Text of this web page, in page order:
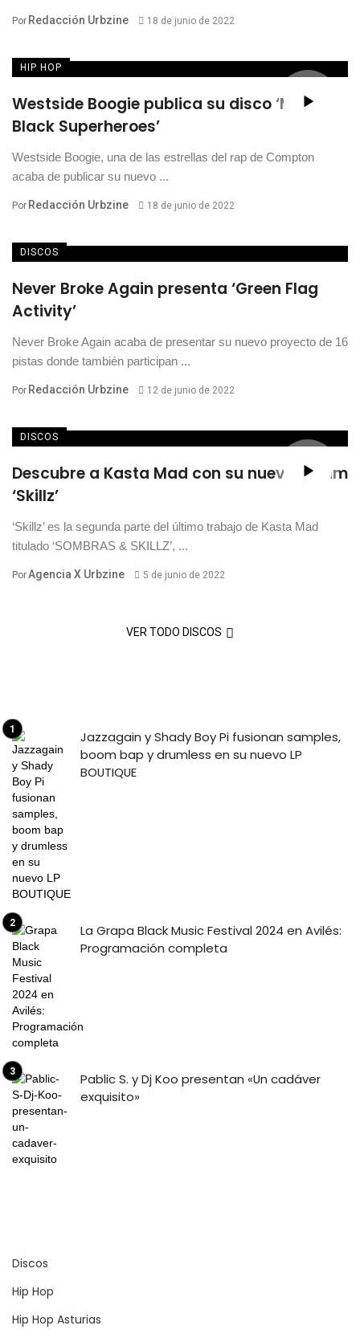
Por Redacción Urbzine 18 de junio de 2022
HIP HOP
Westside Boogie publica su disco ‘More
Black Superheroes’
Westside Boogie, una de las estrellas del rap de Compton
acaba de publicar su nuevo ...
Por Redacción Urbzine 18 de junio de 2022
DISCOS
Never Broke Again presenta ‘Green Flag
Activity’
Never Broke Again acaba de presentar su nuevo proyecto de 16
pistas donde también participan ...
Por Redacción Urbzine 12 de junio de 2022
DISCOS
Descubre a Kasta Mad con su nuevo álbum
‘Skillz’
‘Skillz’ es la segunda parte del último trabajo de Kasta Mad
titulado ‘SOMBRAS & SKILLZ’, ...
PorAgencia X Urbzine 5 de junio de 2022
VER TODO DISCOS
Jazzagain y Shady Boy Pi fusionan samples,
boom bap y drumless en su nuevo LP
BOUTIQUE
La Grapa Black Music Festival 2024 en Avilés:
Programación completa
Pablic S. y Dj Koo presentan «Un cadáver
exquisito»
Discos
Hip Hop
Hip Hop Asturias